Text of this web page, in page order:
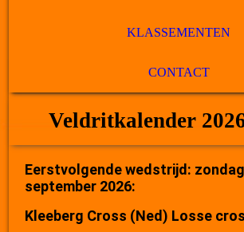
KLASSEMENTEN
CONTACT
Veldritkalender
Eerstvolgende wedstrijd:
september 2026:
Kleeberg Cross (Ned) Losse